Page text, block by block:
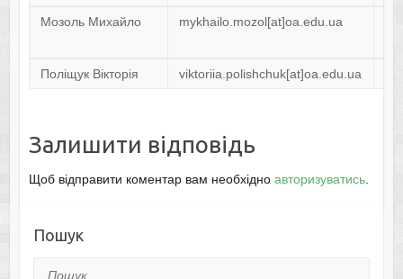
Мозоль Михайло mykhailo.mozol[at]oa.edu.ua
Поліщук Вікторія viktoriia.polishchuk[at]oa.edu.ua
Залишити відповідь
Щоб відправити коментар вам необхідно авторизуватись.
Пошук
Пошук